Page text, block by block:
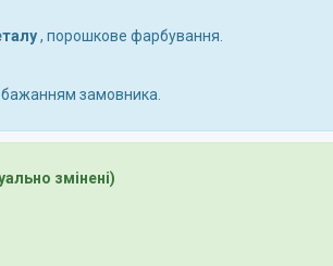
, порошкове фарбування.
бажанням замовника.
змінені)